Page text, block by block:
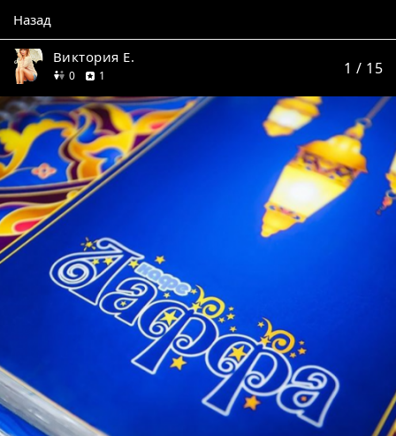
Назад
Виктория Е.
0друзей
1 1 / 15